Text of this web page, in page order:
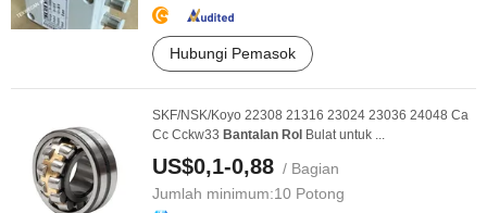
Hubungi Pemasok
SKF/NSK/Koyo 22308 21316 23024 23036 24048 Ca
Cc Cckw33 Bantalan Rol Bulat untuk ...
US$0,1-0,88 / Bagian
Jumlah minimum:10 Potong